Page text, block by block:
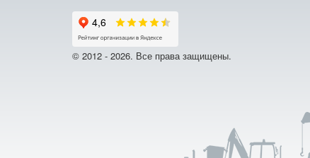
© 2012 - 2026. Все права защищены.